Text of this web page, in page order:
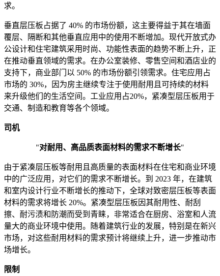
求。
垂直层压板占据了 40% 的市场份额，这主要得益于其在墙面
覆层、隔断和其他垂直应用中的使用不断增加。现代开放式办
公设计和住宅建筑采用时尚、功能性表面的趋势不断上升，正
在推动垂直领域的需求。在办公室装修、零售空间和酒店业的
支持下，商业部门以 50% 的市场份额引领需求。住宅应用占
市场的 30%，因为房主继续专注于使用耐用且可持续的材料
来升级他们的生活空间。工业应用占20%，紧凑型层压板用于
交通、制造和教育等各个领域。
司机
"对耐用、高品质表面材料的需求不断增长"
由于紧凑层压板等耐用且高质量的表面材料在住宅和商业环境
中的广泛应用，对它们的需求不断增长。到 2023 年，在建筑
和室内设计行业不断增长的推动下，全球对致密层压板等表面
材料的需求将增长 20%。紧凑型层压板因其耐用性、耐刮
擦、耐污渍和防潮而受到青睐，非常适合在厨房、浴室和人流
量大的商业环境中使用。随着建筑行业的发展，特别是在新兴
市场，对这些耐用材料的需求预计将继续上升，进一步推动市
场增长。
限制